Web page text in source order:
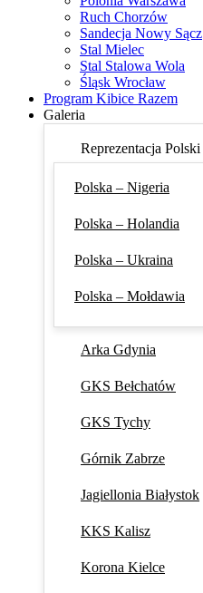
Ruch Chorzów
Sandecja Nowy Sącz
Stal Mielec
Stal Stalowa Wola
Śląsk Wrocław
Program Kibice Razem
Galeria
Reprezentacja Polski
Polska – Nigeria
Polska – Holandia
Polska – Ukraina
Polska – Mołdawia
Arka Gdynia
GKS Bełchatów
GKS Tychy
Górnik Zabrze
Jagiellonia Białystok
KKS Kalisz
Korona Kielce